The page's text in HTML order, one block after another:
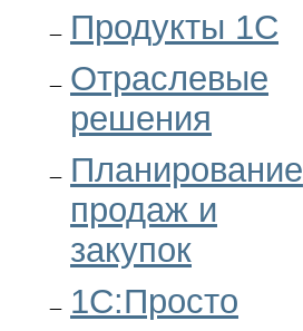
Продукты 1C
Отраслевые
решения
Планирование
продаж и
закупок
1С:Просто